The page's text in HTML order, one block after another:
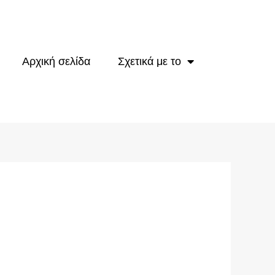
Αρχική σελίδα Σχετικά με το